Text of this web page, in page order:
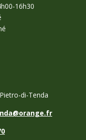
16h30
di-Tenda